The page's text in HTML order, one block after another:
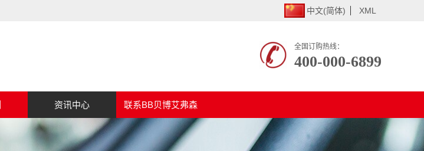
中文(简体) XML
全国订购热线：
400-000-6899
资讯中心 联系BB贝博艾弗森